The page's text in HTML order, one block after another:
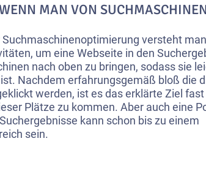
MAN VON
versteht
um eine Webseite in den
nach oben zu bringen, sodass sie
Nachdem erfahrungsgemäß bloß die
werden, ist es das erklärte Ziel
Plätze zu kommen. Aber auch eine
kann schon bis zu einem
sein.